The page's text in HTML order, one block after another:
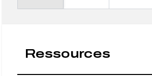
Ressources